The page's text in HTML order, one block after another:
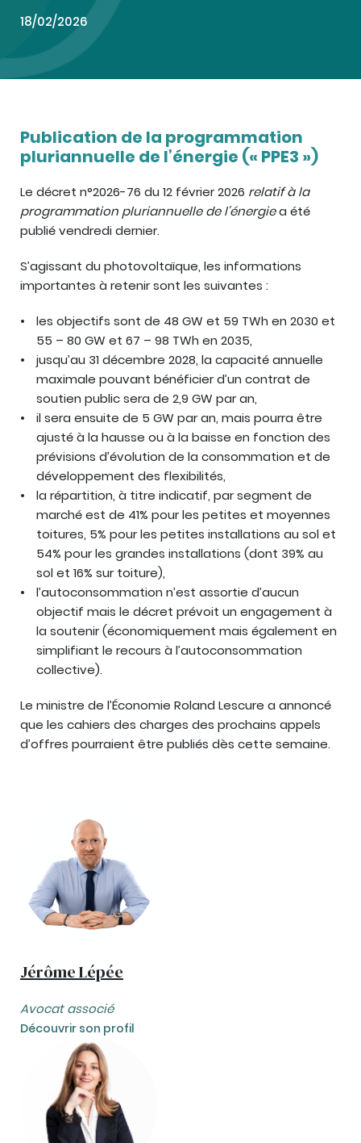
18/02/2026
Publication de la programmation
pluriannuelle de l’énergie (« PPE3 »)
Le décret n°2026-76 du 12 février 2026 relatif à la
programmation pluriannuelle de l’énergiea été
publié vendredi dernier.
S’agissant du photovoltaïque, les informations
importantes à retenir sont les suivantes :
les objectifs sont de 48 GW et 59 TWh en 2030 et
55 – 80 GW et 67 – 98 TWh en 2035,
jusqu’au 31 décembre 2028, la capacité annuelle
maximale pouvant bénéficier d’un contrat de
soutien public sera de 2,9 GW par an,
il sera ensuite de 5 GW par an, mais pourra être
ajusté à la hausse ou à la baisse en fonction des
prévisions d’évolution de la consommation et de
développement des flexibilités,
la répartition, à titre indicatif, par segment de
marché est de 41% pour les petites et moyennes
toitures, 5% pour les petites installations au sol et
54% pour les grandes installations (dont 39% au
sol et 16% sur toiture),
l’autoconsommation n’est assortie d’aucun
objectif mais le décret prévoit un engagement à
la soutenir (économiquement mais également en
simplifiant le recours à l’autoconsommation
collective).
Le ministre de l’Économie Roland Lescure a annoncé
que les cahiers des charges des prochains appels
d’offres pourraient être publiés dès cette semaine.
Jérôme Lépée
Avocat associé
Découvrir son profil